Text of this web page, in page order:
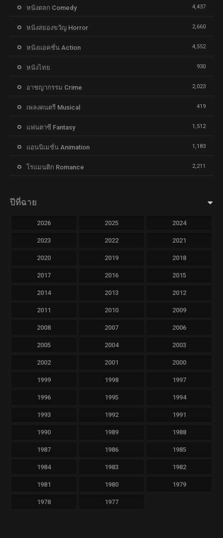
หนังตลก Comedy 4,437
หนังสยองขวัญ Horror 2,660
หนังแอคชั่น Action 4,552
หนังไทย 930
อาชญากรรม Crime 2,023
เพลงดนตรี Musical 419
แฟนตาซี Fantasy 1,512
แอนนิเมชั่น Animation 1,183
โรแมนติก Romance 2,211
ปีที่ฉาย
2026 2025 2024
2023 2022 2021
2020 2019 2018
2017 2016 2015
2014 2013 2012
2011 2010 2009
2008 2007 2006
2005 2004 2003
2002 2001 2000
1999 1998 1997
1996 1995 1994
1993 1992 1991
1990 1989 1988
1987 1986 1985
1984 1983 1982
1981 1980 1979
1978 1977